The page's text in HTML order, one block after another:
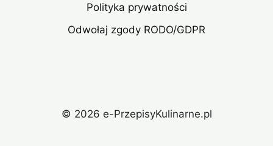
Polityka prywatności
Odwołaj zgody RODO/GDPR
© 2026 e-PrzepisyKulinarne.pl